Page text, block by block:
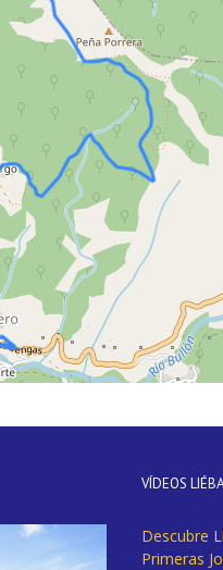
VÍDEOS
Descubre
Primeras